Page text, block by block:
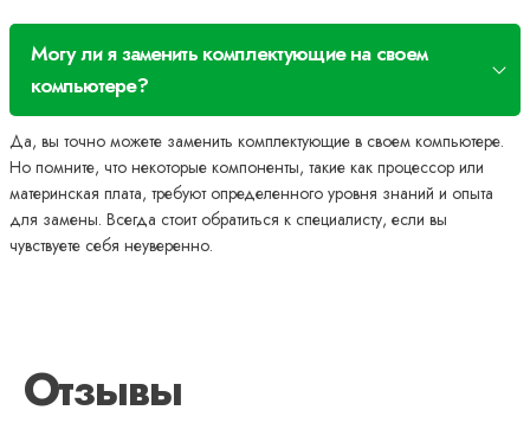
Могу ли я заменить комплектующие на своем
компьютере?
Да, вы точно можете заменить комплектующие в своем компьютере.
Но помните, что некоторые компоненты, такие как процессор или
материнская плата, требуют определенного уровня знаний и опыта
для замены. Всегда стоит обратиться к специалисту, если вы
чувствуете себя неуверенно.
Отзывы